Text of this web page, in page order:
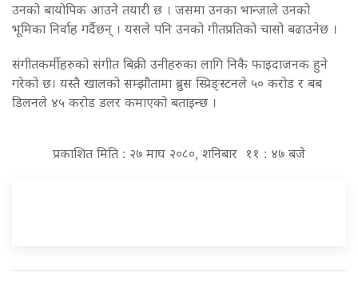
उनको बायोपिक आउने तयारी छ । जसमा उनका भान्जाले उनको
भूमिका निर्वाह गर्दैछन् । यसले पनि उनको गीतप्रतिको चासो बढाउनेछ ।
संगीतकर्मीहरुको संगीत बिक्री उनीहरुका लागि निकै फाइदाजनक हुने
गरेको छ। यस्तै खालको सम्झौतामा ब्रुस स्प्रिङ्स्टनले ५० करोड र बब
डिलनले ४५ करोड डलर कमाएको बताइन्छ ।
प्रकाशित मिति : २७ माघ २०८०, शनिबार ११ : ४७ बजे